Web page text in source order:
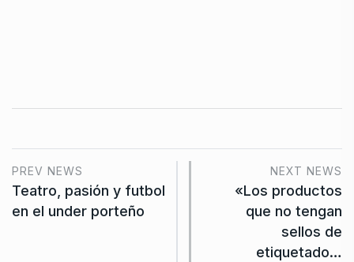
PREV NEWS
Teatro, pasión y futbol
en el under porteño
NEXT NEWS
«Los productos
que no tengan
sellos de
etiquetado…